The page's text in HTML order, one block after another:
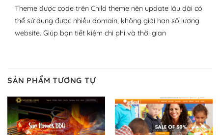
– Dễ sử dụng
Với mọi Hosting bất kỳ thì WordPress đều có thể dễ
Và bạn có toàn quyền tự do khi quyết định nơi lưu trữ
trang web WordPress của bạn.
Dễ dàng lựa chọn Hosting cho website WordPress
– Bảo mật cực tốt
Theme được code trên Child theme nên update lâu dài có
thể sử dụng được nhiều domain, không giới hạn số lượng
website. Giúp bạn tiết kiệm chi phí và thời gian
SẢN PHẨM TƯƠNG TỰ